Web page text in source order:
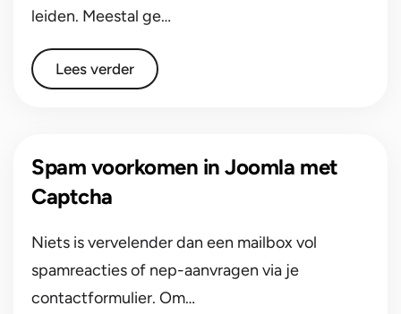
leiden. Meestal ge…
Lees verder
Spam voorkomen in Joomla met
Captcha
Niets is vervelender dan een mailbox vol
spamreacties of nep-aanvragen via je
contactformulier. Om…